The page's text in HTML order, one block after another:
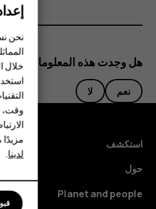
الهواتف الذكية
الهواتف المميزة
الأكسسوارات
HMD Terra M
HMD Watch
للأعمال
هل وجدت هذه المعلومات
نعم لا
استكشف
حول
Planet and people
نحن
خلال
وقت،
لدينا.